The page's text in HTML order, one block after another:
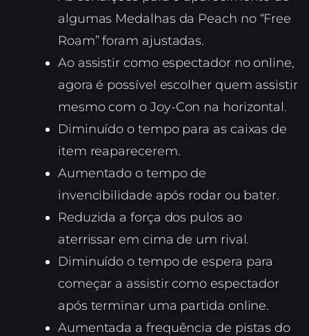
algumas Medalhas da Peach no “Free
Roam” foram ajustadas.
Ao assistir como espectador no online,
agora é possível escolher quem assistir
mesmo com o Joy-Con na horizontal.
Diminuído o tempo para as caixas de
item reaparecerem.
Aumentado o tempo de
invencibilidade após rodar ou bater.
Reduzida a força dos pulos ao
aterrissar em cima de um rival.
Diminuído o tempo de espera para
começar a assistir como espectador
após terminar uma partida online.
Aumentada a frequência de pistas do